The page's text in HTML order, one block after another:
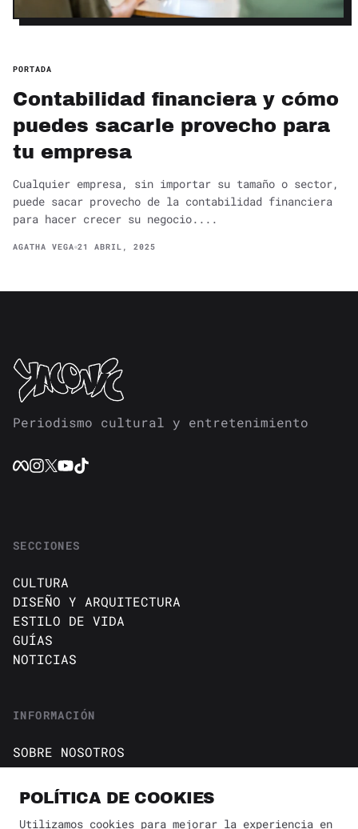
PORTADA
Contabilidad financiera y cómo
puedes sacarle provecho para
tu empresa
Cualquier empresa, sin importar su tamaño o sector,
puede sacar provecho de la contabilidad financiera
para hacer crecer su negocio....
AGATHA VEGA 21 ABRIL, 2025
Periodismo cultural y entretenimiento
SECCIONES
CULTURA
DISEÑO Y ARQUITECTURA
ESTILO DE VIDA
GUÍAS
NOTICIAS
INFORMACIÓN
SOBRE NOSOTROS
CONTACTO
Política de cookies
POLÍTICA DE COOKIES
Utilizamos cookies para mejorar la experiencia en